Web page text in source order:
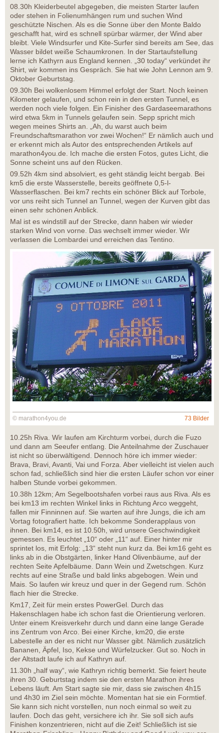
08.30h Kleiderbeutel abgegeben, die meisten Starter laufen
oder stehen in Folienumhängen rum und suchen Wind
geschützte Nischen. Als es die Sonne über den Monte Baldo
geschafft hat, wird es schnell spürbar wärmer, der Wind aber
bleibt. Viele Windsurfer und Kite-Surfer sind bereits am See, das
Wasser bildet weiße Schaumkronen. In der Startaufstellung
lerne ich Kathyrn aus England kennen. „30 today“ verkündet ihr
Shirt, wir kommen ins Gespräch. Sie hat wie John Lennon am 9.
Oktober Geburtstag.
09.30h Bei wolkenlosem Himmel erfolgt der Start. Noch keinen
Kilometer gelaufen, und schon rein in den ersten Tunnel, es
werden noch viele folgen. Ein Finisher des Gardaseemarathons
wird etwa 5km in Tunnels gelaufen sein. Sepp spricht mich
wegen meines Shirts an. „Ah, du warst auch beim
Freundschaftsmarathon vor zwei Wochen!“ Er nämlich auch und
er erkennt mich als Autor des entsprechenden Artikels auf
marathon4you.de. Ich mache die ersten Fotos, gutes Licht, die
Sonne scheint uns auf den Rücken.
09.52h 4km sind absolviert, es geht ständig leicht bergab. Bei
km5 die erste Wasserstelle, bereits geöffnete 0,5-l-
Wasserflaschen. Bei km7 rechts ein schöner Blick auf Torbole,
vor uns reiht sich Tunnel an Tunnel, wegen der Kurven gibt das
einen sehr schönen Anblick.
Mal ist es windstill auf der Strecke, dann haben wir wieder
starken Wind von vorne. Das wechselt immer wieder. Wir
verlassen die Lombardei und erreichen das Tentino.
© marathon4you.de 73 Bilder
10.25h Riva. Wir laufen am Kirchturm vorbei, durch die Fuzo
und dann am Seeufer entlang. Die Anteilnahme der Zuschauer
ist nicht so überwältigend. Dennoch höre ich immer wieder:
Brava, Bravi, Avanti, Vai und Forza. Aber vielleicht ist vielen auch
schon fad, schließlich sind hier die ersten Läufer schon vor einer
halben Stunde vorbei gekommen.
10.38h 12km; Am Segelbootshafen vorbei raus aus Riva. Als es
bei km13 im rechten Winkel links in Richtung Arco weggeht,
fallen mir Finninnen auf. Sie warten auf ihre Jungs, die ich am
Vortag fotografiert hatte. Ich bekomme Sonderapplaus von
ihnen. Bei km14, es ist 10.50h, wird unsere Geschwindigkeit
gemessen. Es leuchtet „10“ oder „11“ auf. Einer hinter mir
sprintet los, mit Erfolg: „13“ steht nun kurz da. Bei km16 geht es
links ab in die Obstgärten, linker Hand Olivenbäume, auf der
rechten Seite Apfelbäume. Dann Wein und Zwetschgen. Kurz
rechts auf eine Straße und bald links abgebogen. Wein und
Mais. So laufen wir kreuz und quer in der Gegend rum. Schön
flach hier die Strecke.
Km17, Zeit für mein erstes PowerGel. Durch das
Hakenschlagen habe ich schon fast die Orientierung verloren.
Unter einem Kreisverkehr durch und dann eine lange Gerade
ins Zentrum von Arco. Bei einer Kirche, km20, die erste
Labestelle an der es nicht nur Wasser gibt. Nämlich zusätzlich
Bananen, Äpfel, Iso, Kekse und Würfelzucker. Gut so. Noch in
der Altstadt laufe ich auf Kathryn auf.
11.30h „half way“, wie Kathryn richtig bemerkt. Sie feiert heute
ihren 30. Geburtstag indem sie den ersten Marathon ihres
Lebens läuft. Am Start sagte sie mir, dass sie zwischen 4h15
und 4h30 im Ziel sein möchte. Momentan hat sie ein Formtief.
Sie kann sich nicht vorstellen, nun noch einmal so weit zu
laufen. Doch das geht, versichere ich ihr. Sie soll sich aufs
Finishen konzentrieren, nicht auf die Zeit! Schließlich ist sie